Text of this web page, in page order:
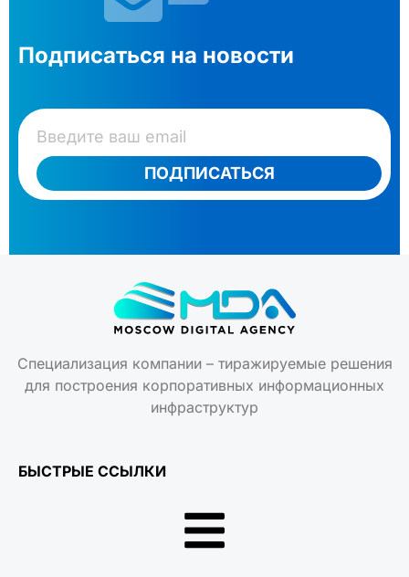
Подписаться на новости
ПОДПИСАТЬСЯ
Специализация компании – тиражируемые решения
для построения корпоративных информационных
инфраструктур
БЫСТРЫЕ ССЫЛКИ